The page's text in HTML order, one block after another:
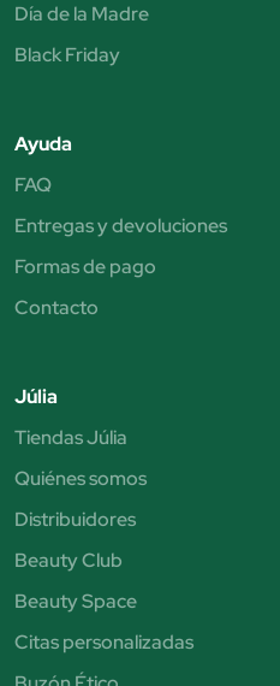
Día de la Madre
Black Friday
Ayuda
FAQ
Entregas y devoluciones
Formas de pago
Contacto
Júlia
Tiendas Júlia
Quiénes somos
Distribuidores
Beauty Club
Beauty Space
Citas personalizadas